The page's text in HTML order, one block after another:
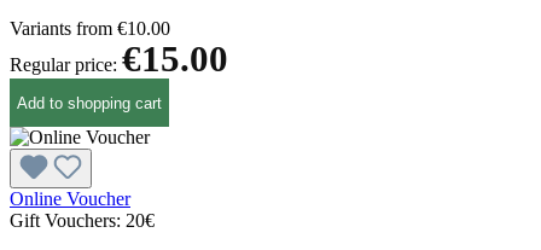
Variants from €10.00
Regular price: €15.00
Add to shopping cart
Online Voucher
Gift Vouchers: 20€